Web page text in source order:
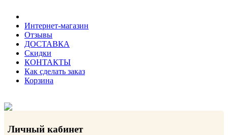
Интернет-магазин
Отзывы
ДОСТАВКА
Скидки
КОНТАКТЫ
Как сделать заказ
Корзина
Личный кабинет